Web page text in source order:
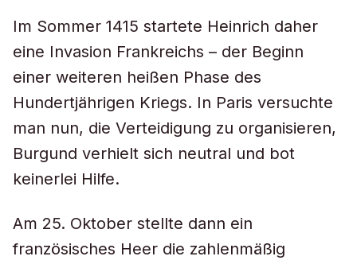
Im Sommer 1415 startete Heinrich daher
eine Invasion Frankreichs – der Beginn
einer weiteren heißen Phase des
Hundertjährigen Kriegs. In Paris versuchte
man nun, die Verteidigung zu organisieren,
Burgund verhielt sich neutral und bot
keinerlei Hilfe.
Am 25. Oktober stellte dann ein
französisches Heer die zahlenmäßig